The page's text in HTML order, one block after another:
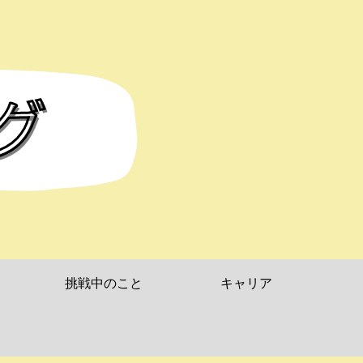
挑戦中のこと キャリア